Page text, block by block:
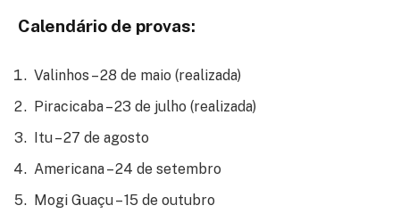
Calendário de provas:
Valinhos – 28 de maio (realizada)
Piracicaba – 23 de julho (realizada)
Itu – 27 de agosto
Americana – 24 de setembro
Mogi Guaçu – 15 de outubro